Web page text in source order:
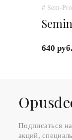
# Sem-
Semin
640
Подписаться
акций,